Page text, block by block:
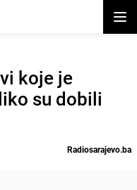
koje je
su dobili
Radiosarajevo.ba